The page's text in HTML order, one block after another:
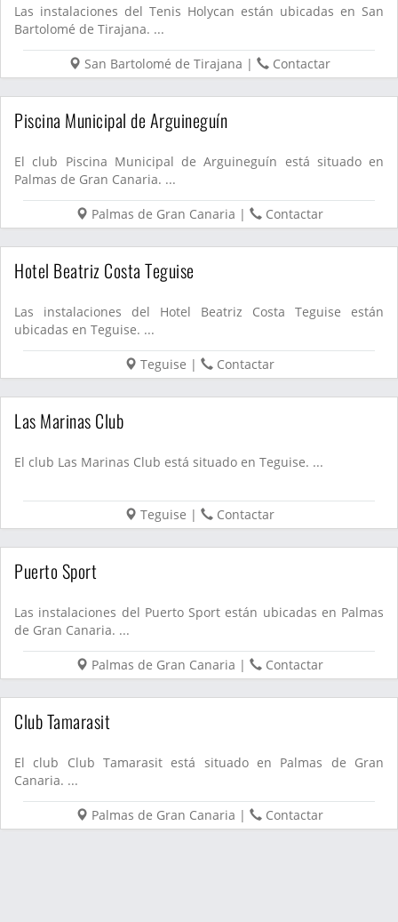
Las instalaciones del Tenis Holycan están ubicadas en San
Bartolomé de Tirajana. ...
San Bartolomé de Tirajana | Contactar
Piscina Municipal de Arguineguín
El club Piscina Municipal de Arguineguín está situado en
Palmas de Gran Canaria. ...
Palmas de Gran Canaria | Contactar
Hotel Beatriz Costa Teguise
Las instalaciones del Hotel Beatriz Costa Teguise están
ubicadas en Teguise. ...
Teguise | Contactar
Las Marinas Club
El club Las Marinas Club está situado en Teguise. ...
Teguise | Contactar
Puerto Sport
Las instalaciones del Puerto Sport están ubicadas en Palmas
de Gran Canaria. ...
Palmas de Gran Canaria | Contactar
Club Tamarasit
El club Club Tamarasit está situado en Palmas de Gran
Canaria. ...
Palmas de Gran Canaria | Contactar